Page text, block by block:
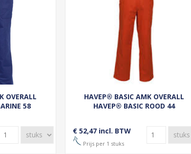
OVERALL
58
HAVEP® BASIC AMK OVERALL
HAVEP® BASIC ROOD 44
€ 52,47 incl. BTW
Prijs per 1 stuks